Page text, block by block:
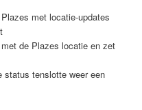
met locatie-updates
de Plazes locatie en zet
status tenslotte weer een